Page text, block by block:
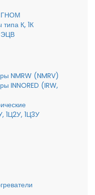
ГНОМ
К, 1К
ЭЦВ
NMRW (NMRV)
INNORED (IRW,
1Ц2У, 1Ц3У